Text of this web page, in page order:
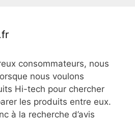
consommateurs, nous
nous voulons
Hi-tech pour chercher
les produits entre eux.
à la recherche d’avis